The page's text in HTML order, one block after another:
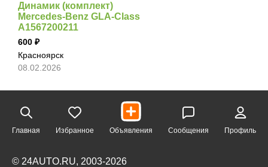
Динамик (комплект)
Mercedes-Benz GLA-Class
A1567200211
600
Красноярск
08.02.2026
Главная Избранное Объявления Сообщения Профиль
© 24AUTO.RU, 2003-2026